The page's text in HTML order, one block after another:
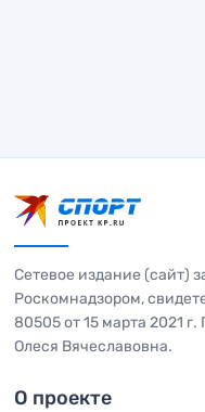
Сетевое издание (сайт)
Роскомнадзором,
80505 от 15 марта 2021
Олеся Вячеславовна.
О проекте